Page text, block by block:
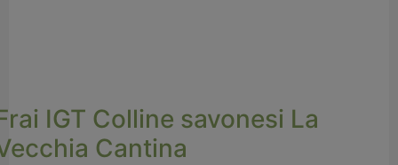
IGT Colline savonesi La
Cantina